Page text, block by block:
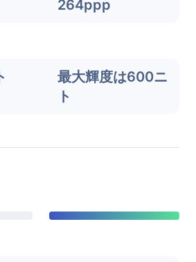
264ppp
最大輝度は600ニ
ト